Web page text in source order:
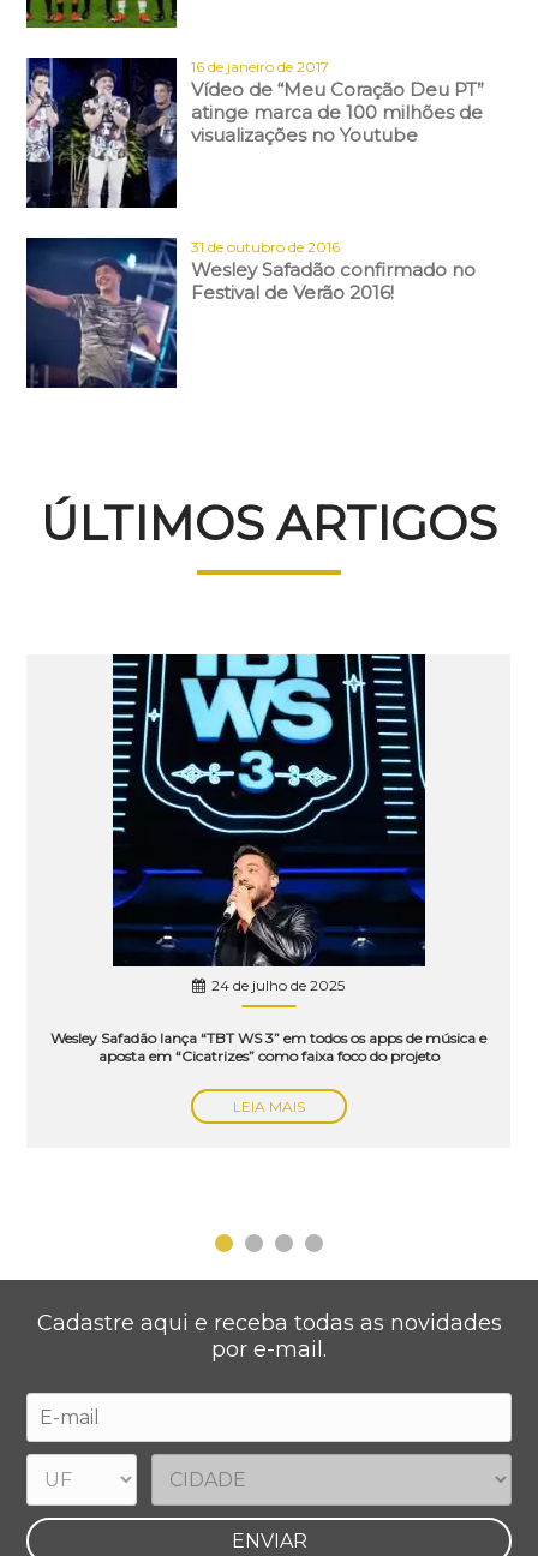
16 de janeiro de 2017
Vídeo de “Meu Coração Deu PT”
atinge marca de 100 milhões de
visualizações no Youtube
31 de outubro de 2016
Wesley Safadão confirmado no
Festival de Verão 2016!
ÚLTIMOS ARTIGOS
24 de julho de 2025
Wesley Safadão lança “TBT WS 3” em todos os apps de música e
aposta em “Cicatrizes” como faixa foco do projeto
LEIA MAIS
Cadastre aqui e receba todas as novidades
por e-mail.